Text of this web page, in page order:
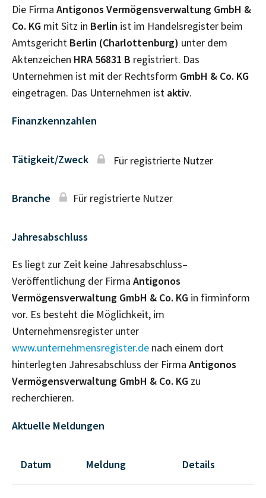
Die Firma Antigonos Vermögensverwaltung GmbH &
Co. KG mit Sitz in Berlin ist im Handelsregister beim
Amtsgericht Berlin (Charlottenburg) unter dem
Aktenzeichen HRA 56831 B registriert. Das
Unternehmen ist mit der Rechtsform GmbH & Co. KG
eingetragen. Das Unternehmen ist aktiv.
Finanzkennzahlen
Tätigkeit/Zweck Für registrierte Nutzer
Branche Für registrierte Nutzer
Jahresabschluss
Es liegt zur Zeit keine Jahresabschluss–
Veröffentlichung der Firma Antigonos
Vermögensverwaltung GmbH & Co. KG in firminform
vor. Es besteht die Möglichkeit, im
Unternehmensregister unter
www.unternehmensregister.de nach einem dort
hinterlegten Jahresabschluss der Firma Antigonos
Vermögensverwaltung GmbH & Co. KG zu
recherchieren.
Aktuelle Meldungen
Datum Meldung Details